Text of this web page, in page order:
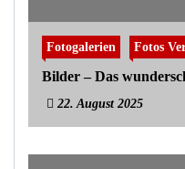
Fotogalerien Fotos
Bilder – Das
22. August 2025